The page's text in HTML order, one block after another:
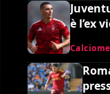
è l’ex
chiede